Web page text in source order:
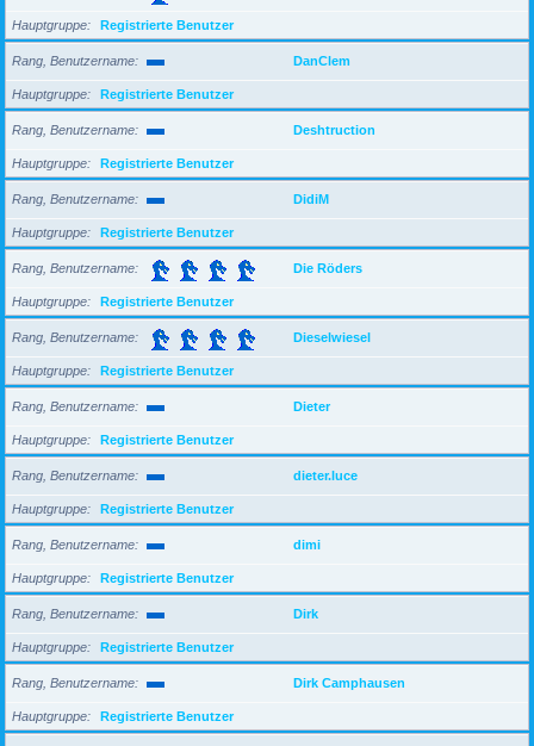
Hauptgruppe Registrierte Benutzer
Rang, Benutzername DanClem
Hauptgruppe Registrierte Benutzer
Rang, Benutzername Deshtruction
Hauptgruppe Registrierte Benutzer
Rang, Benutzername DidiM
Hauptgruppe Registrierte Benutzer
Rang, Benutzername Die Röders
Hauptgruppe Registrierte Benutzer
Rang, Benutzername Dieselwiesel
Hauptgruppe Registrierte Benutzer
Rang, Benutzername Dieter
Hauptgruppe Registrierte Benutzer
Rang, Benutzername dieter.luce
Hauptgruppe Registrierte Benutzer
Rang, Benutzername dimi
Hauptgruppe Registrierte Benutzer
Rang, Benutzername Dirk
Hauptgruppe Registrierte Benutzer
Rang, Benutzername Dirk Camphausen
Hauptgruppe Registrierte Benutzer